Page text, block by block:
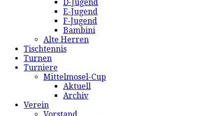
D-Jugend
E-Jugend
F-Jugend
Bambini
Alte Herren
Tischtennis
Turnen
Turniere
Mittelmosel-Cup
Aktuell
Archiv
Verein